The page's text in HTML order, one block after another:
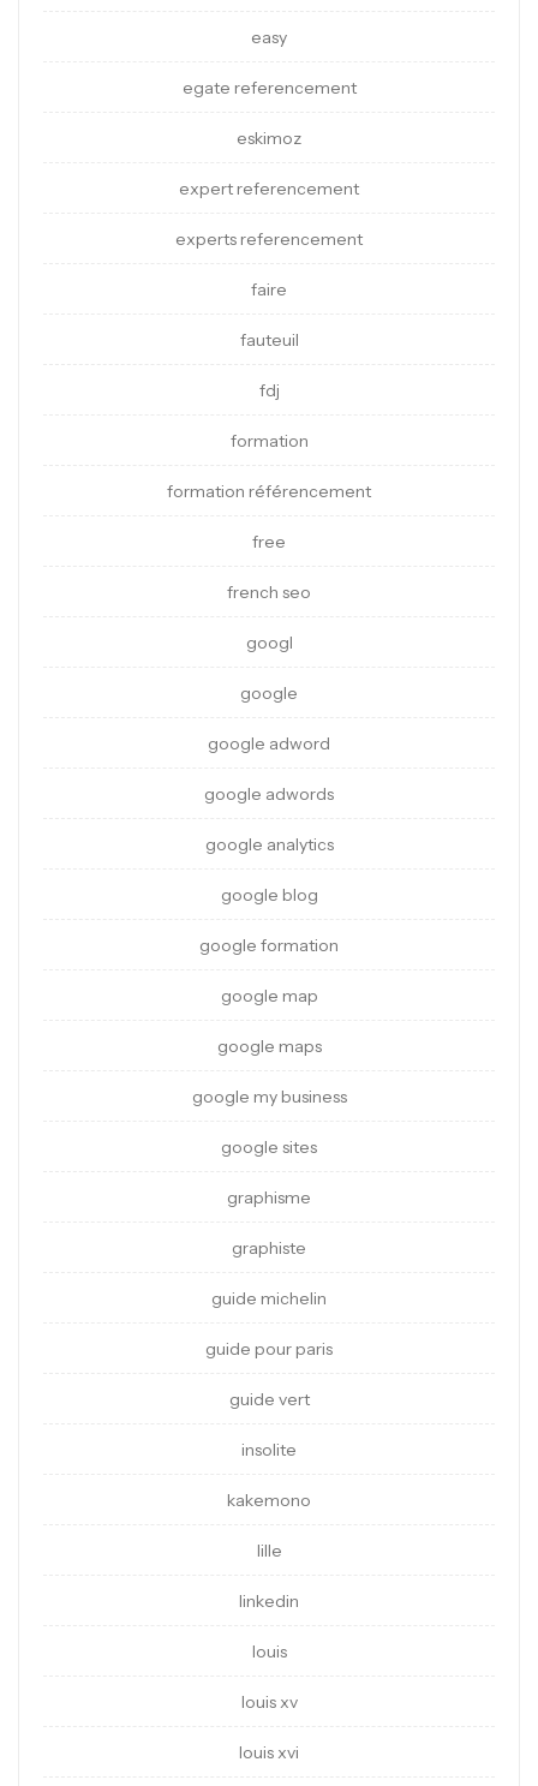
easy
egate referencement
eskimoz
expert referencement
experts referencement
faire
fauteuil
fdj
formation
formation référencement
free
french seo
googl
google
google adword
google adwords
google analytics
google blog
google formation
google map
google maps
google my business
google sites
graphisme
graphiste
guide michelin
guide pour paris
guide vert
insolite
kakemono
lille
linkedin
louis
louis xv
louis xvi